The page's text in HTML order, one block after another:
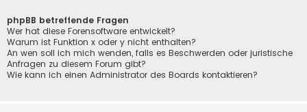
phpBB betreffende Fragen
Wer hat diese Forensoftware entwickelt?
Warum ist Funktion x oder y nicht enthalten?
An wen soll ich mich wenden, falls es Beschwerden oder juristische
Anfragen zu diesem Forum gibt?
Wie kann ich einen Administrator des Boards kontaktieren?